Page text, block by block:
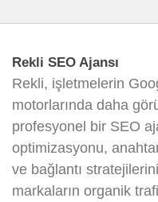
Rekli SEO Ajansı
Rekli, işletmelerin
motorlarında daha
profesyonel bir SEO
optimizasyonu,
ve bağlantı
markaların organik